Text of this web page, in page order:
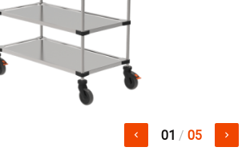
keyboard_arrow_left 01 / 05 keyboard_arrow_right